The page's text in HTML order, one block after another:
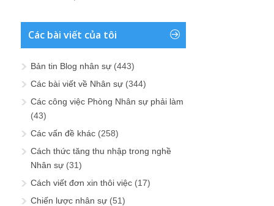
Các bài viết của tôi
Bản tin Blog nhân sự (443)
Các bài viết về Nhân sự (344)
Các công việc Phòng Nhân sự phải làm
(43)
Các vấn đề khác (258)
Cách thức tăng thu nhập trong nghề
Nhân sự (31)
Cách viết đơn xin thôi việc (17)
Chiến lược nhân sự (51)